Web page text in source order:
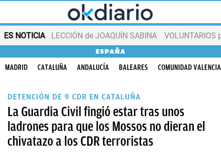
ES NOTICIA LECCIÓN de JOAQUÍN SABINA VOLUNTARIOS
ESPAÑA
MADRID CATALUÑA ANDALUCÍA BALEARES COMUNIDAD
DETENCIÓN DE 9 CDR EN CATALUÑA
La Guardia Civil fingió estar tras unos
ladrones para que los Mossos no dieran el
chivatazo a los CDR terroristas